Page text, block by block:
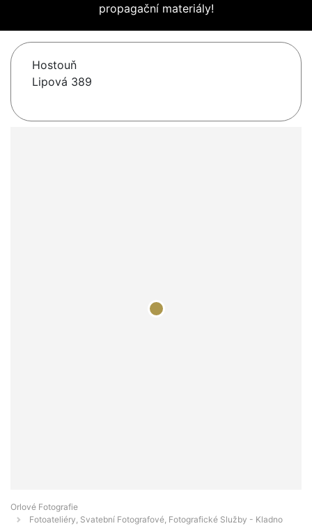
propagační materiály!
Hostouň
Lipová 389
Orlové Fotografie
Fotoateliéry, Svatební Fotografové, Fotografické Služby - Kladno